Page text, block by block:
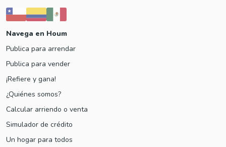
Navega en Houm
Publica para arrendar
Publica para vender
¡Refiere y gana!
¿Quiénes somos?
Calcular arriendo o venta
Simulador de crédito
Un hogar para todos